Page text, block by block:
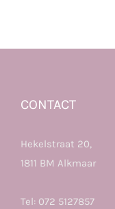
CONTACT
Hekelstraat 20,
1811 BM Alkmaar
Tel: 072 5127857